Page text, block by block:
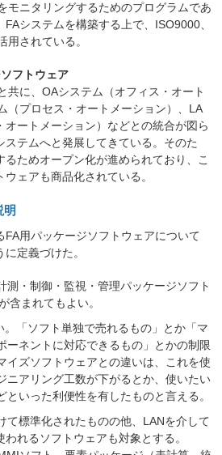
モニタリングするためのプログラムであ
システムを構築する上で、ISO9000、
用されている。
フトウェア
に、OAシステム（オフィス・オート
（プロセス・オートメーション）、LA
オートメーション）などとの統合が図ら
テムへと発展してきている。そのた
ためオープン化が進められており、こ
ェアも商品化されている。
用パッケージソフトウェアについて
定義づけた。
測・制御・監視・管理パッケージソフト
含まれてもよい。
。「ソフト単独で売れるもの」とか「マ
ーネントに対応できるもの」とかの制限
イズソフトウェアとの違いは、これを使
ニアリング工数が下がるとか、使いたい
といった利便性を有したものと言える。
て標準化されたものの他、LANを介して
れるソフトウェアも対象とする。